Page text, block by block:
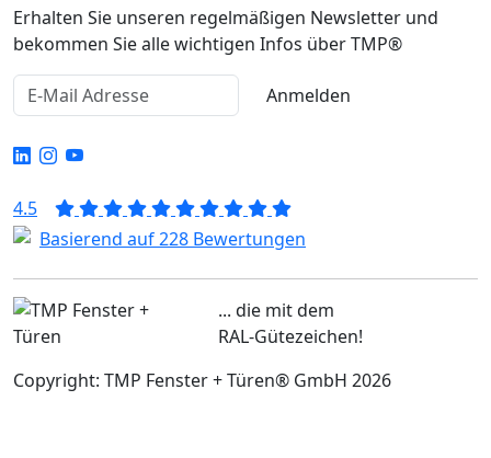
Erhalten Sie unseren regelmäßigen Newsletter und
bekommen Sie alle wichtigen Infos über TMP®
Anmelden
4.5
Basierend auf 228 Bewertungen
... die mit dem
RAL-Gütezeichen!
Copyright: TMP Fenster + Türen® GmbH 2026